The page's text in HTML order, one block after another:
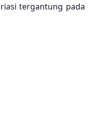
tergantung pada